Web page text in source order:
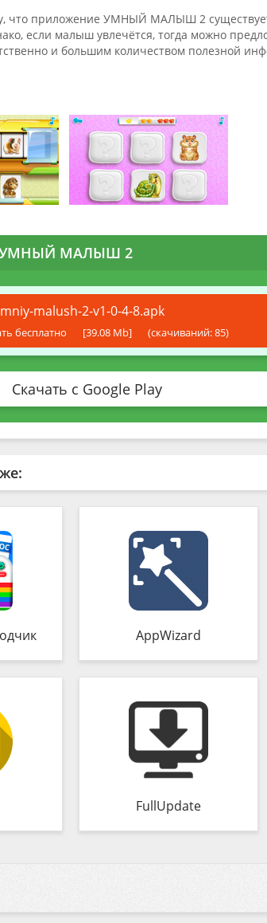
что приложение УМНЫЙ МАЛЫШ 2
если малыш увлечётся, тогда можно
и большим количеством полезной
УМНЫЙ МАЛЫШ 2
malush-2-v1-0-4-8.apk
бесплатно [39.08 Mb] (cкачиваний: 85)
Скачать с Google Play
AppWizard
FullUpdate